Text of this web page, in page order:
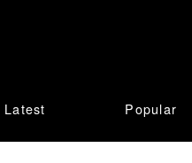
Latest Popular